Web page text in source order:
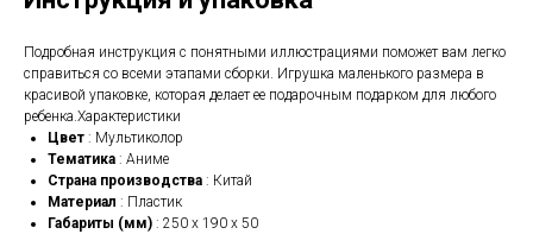
Подробная инструкция с понятными иллюстрациями поможет вам легко
справиться со всеми этапами сборки. Игрушка маленького размера в
красивой упаковке, которая делает ее подарочным подарком для любого
ребенка.Характеристики
Цвет : Мультиколор
Тематика : Аниме
Страна производства : Китай
Материал : Пластик
Габариты (мм) : 250 х 190 х 50